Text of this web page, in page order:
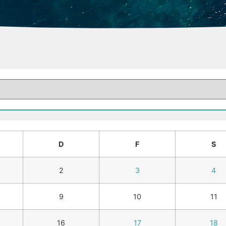
D F S
2 3 4
9 10 11
16 17 18